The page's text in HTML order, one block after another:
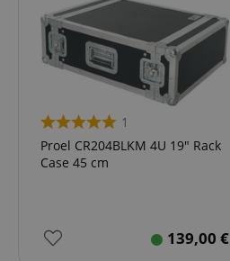
1
Proel CR204BLKM 4U 19" Rack
Case 45 cm
139,00 €